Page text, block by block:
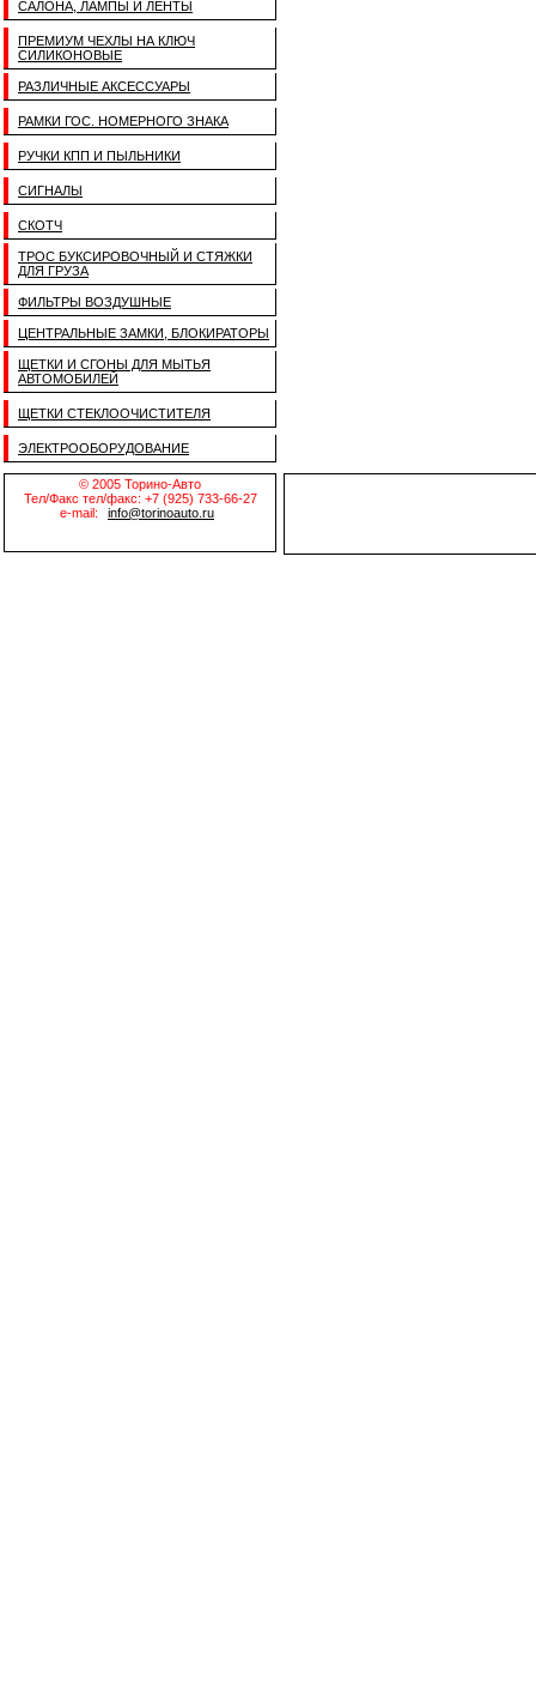
САЛОНА, ЛАМПЫ И ЛЕНТЫ
ПРЕМИУМ ЧЕХЛЫ НА КЛЮЧ
СИЛИКОНОВЫЕ
РАЗЛИЧНЫЕ АКСЕССУАРЫ
РАМКИ ГОС. НОМЕРНОГО ЗНАКА
РУЧКИ КПП И ПЫЛЬНИКИ
СИГНАЛЫ
СКОТЧ
ТРОС БУКСИРОВОЧНЫЙ И СТЯЖКИ
ДЛЯ ГРУЗА
ФИЛЬТРЫ ВОЗДУШНЫЕ
ЦЕНТРАЛЬНЫЕ ЗАМКИ, БЛОКИРАТОРЫ
ЩЕТКИ И СГОНЫ ДЛЯ МЫТЬЯ
АВТОМОБИЛЕЙ
ЩЕТКИ СТЕКЛООЧИСТИТЕЛЯ
ЭЛЕКТРООБОРУДОВАНИЕ
© 2005 Торино-Авто
Тел/Факс тел/факс: +7 (925) 733-66-27
e-mail:
info@torinoauto.ru